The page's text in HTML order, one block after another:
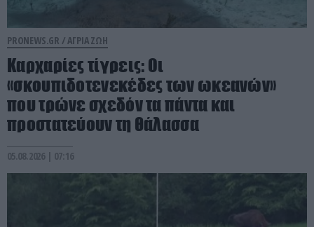
PRONEWS.GR / ΑΓΡΙΑ ΖΩΗ
Καρχαρίες τίγρεις: Οι
«σκουπιδοτενεκέδες των ωκεανών»
που τρώνε σχεδόν τα πάντα και
προστατεύουν τη θάλασσα
05.08.2026 | 07:16